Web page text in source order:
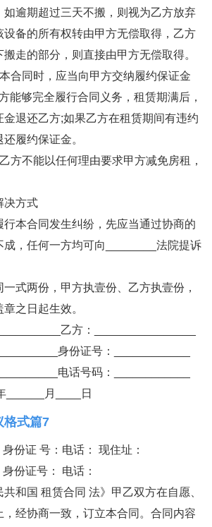
逾期超过三天不搬，则视为乙方放弃
备的所有权转由甲方无偿取得，乙方
走的部分，则直接由甲方无偿取得。
合同时，应当向甲方交纳履约保证金
能够完全履行合同义务，租赁期满后，
金退还乙方;如果乙方在租赁期间有违约
履约保证金。
方不能以任何理由要求甲方减免房租，
决方式
行本合同发生纠纷，先应当通过协商的
成，任何一方均可向________法院提诉
式两份，甲方执壹份、乙方执壹份，
之日起生效。
乙方：________________
身份证号：____________
电话号码：____________
______月____日
格式篇7
份证 号：电话： 现住址：
份证号： 电话：
和国 租赁合同 法》甲乙双方在自愿、
经协商一致，订立本合同。合同内容